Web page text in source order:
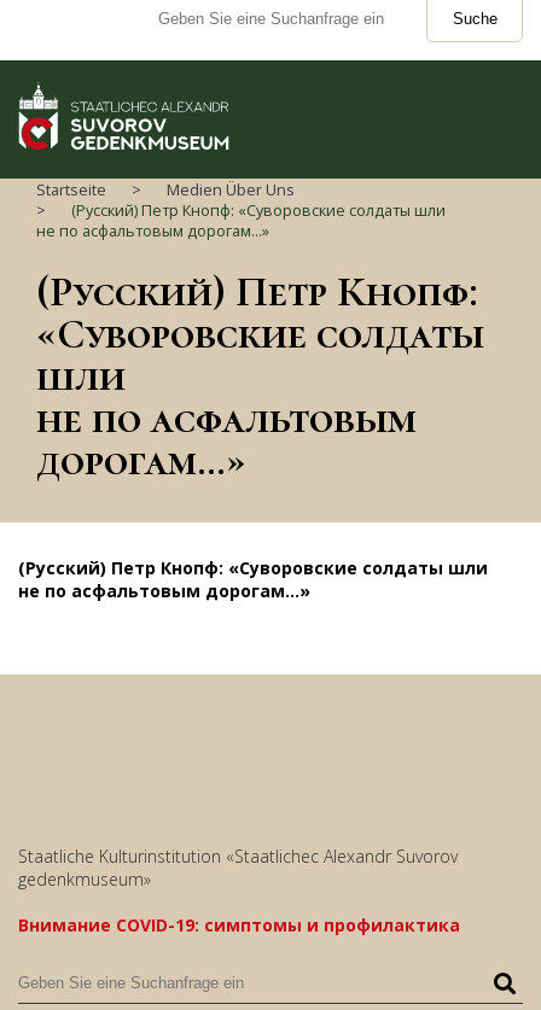
Suche
Startseite
Medien Über Uns
(Русский) Петр Кнопф: «Суворовские солдаты шли
не по асфальтовым дорогам…»
(Русский) Петр Кнопф:
«Суворовские солдаты
шли
не по асфальтовым
дорогам…»
(Русский) Петр Кнопф: «Суворовские солдаты шли
не по асфальтовым дорогам…»
Staatliche Kulturinstitution «Staatlichec Alexandr Suvorov
gedenkmuseum»
Внимание COVID-19: симптомы и профилактика